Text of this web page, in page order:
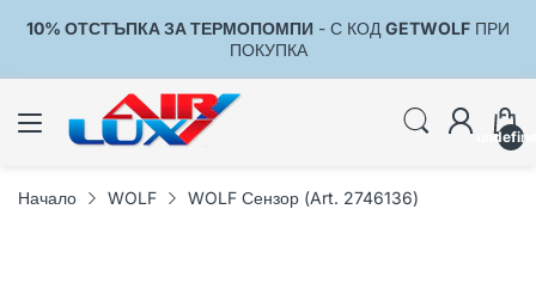
10% ОТСТЪПКА ЗА ТЕРМОПОМПИ - С КОД GETWOLF ПРИ
ПОКУПКА
Начало WOLF WOLF Сензор (Art. 2746136)